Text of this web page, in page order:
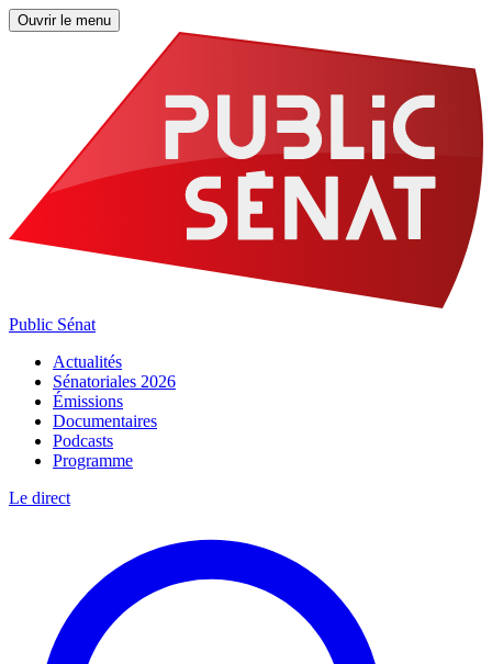
Ouvrir le menu
Public Sénat
Actualités
Sénatoriales 2026
Émissions
Documentaires
Podcasts
Programme
Le direct